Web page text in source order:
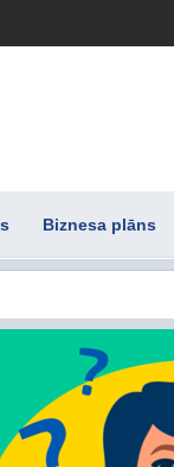
Biznesa plāns